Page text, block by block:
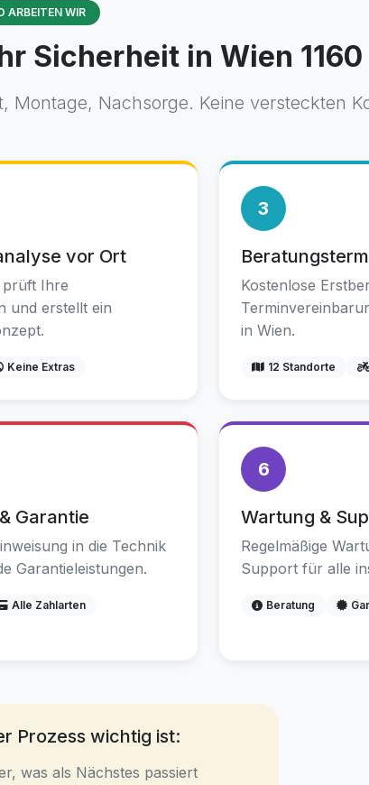
ARBEITEN WIR
Sicherheit in Wien 1160
Montage, Nachsorge. Keine versteckten
vor Ort
prüft Ihre
und erstellt ein
Keine Extras
3
Kostenlose
in Wien.
12 Standorte
Garantie
in die Technik
Garantieleistungen.
Alle Zahlarten
6
Wartung &
Regelmäßige
Support für alle
Beratung
Prozess wichtig ist:
was als Nächstes passiert